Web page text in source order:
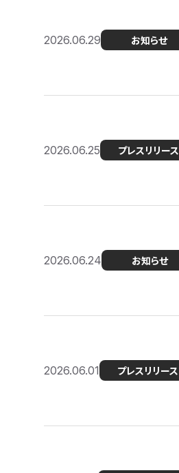
2026.06.29 お知らせ
2026.06.25 プレスリリース
2026.06.24 お知らせ
2026.06.01 プレスリリース